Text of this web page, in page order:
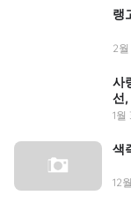
랭
2월
사
선,
1월
색
12